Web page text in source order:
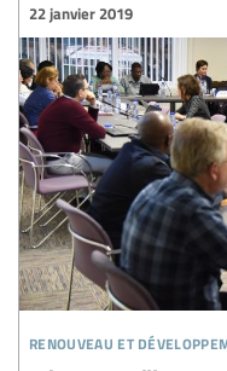
renouveau et
22 janvier 2019